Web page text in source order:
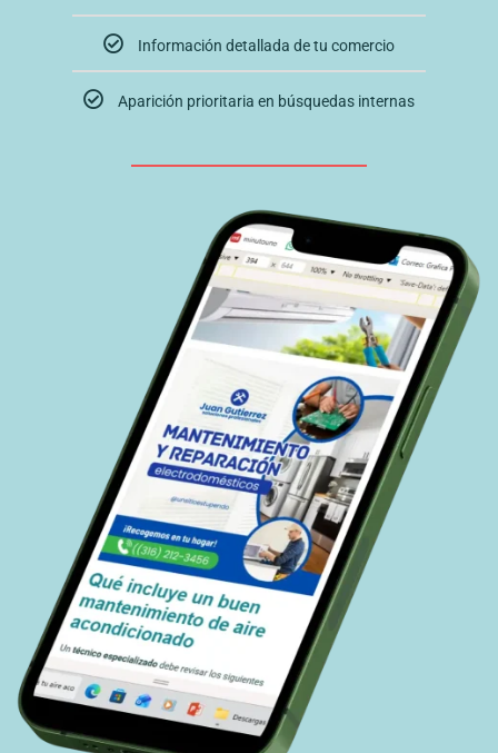
Información detallada de tu comercio
Aparición prioritaria en búsquedas internas